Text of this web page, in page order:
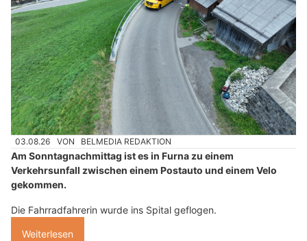
03.08.26 VON BELMEDIA REDAKTION
Am Sonntagnachmittag ist es in Furna zu einem
Verkehrsunfall zwischen einem Postauto und einem Velo
gekommen.
Die Fahrradfahrerin wurde ins Spital geflogen.
Weiterlesen